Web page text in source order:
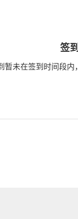
签
暂未在签到时间段